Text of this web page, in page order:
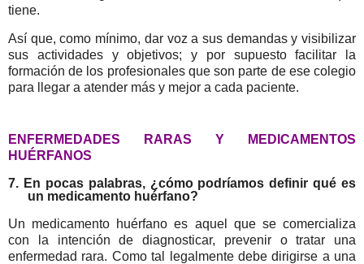
tiene.
Así que, como mínimo, dar voz a sus demandas y visibilizar
sus actividades y objetivos; y por supuesto facilitar la
formación de los profesionales que son parte de ese colegio
para llegar a atender más y mejor a cada paciente.
ENFERMEDADES RARAS Y MEDICAMENTOS
HUÉRFANOS
7. En pocas palabras, ¿cómo podríamos definir qué es
un medicamento huérfano?
Un medicamento huérfano es aquel que se comercializa
con la intención de diagnosticar, prevenir o tratar una
enfermedad rara. Como tal legalmente debe dirigirse a una